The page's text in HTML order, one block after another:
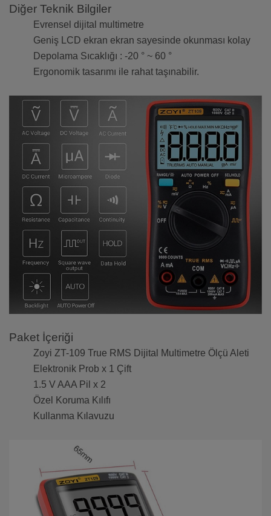
Diğer Teknik Bilgiler
Evrensel dijital multimetre
Geniş LCD ekran ekran sayesinde okunması kolay
Depolama Sıcaklığı : -20 ° ~ 60 °
Ergonomik tasarımı ile rahat taşınabilir.
Paket İçeriği
Zoyi ZT-109 True RMS Dijital Multimetre Ölçü Aleti
Elektronik Prob x 1 Çift
1.5 V AAA Pil x 2
Özel Koruma Kılıfı
Kullanma Kılavuzu